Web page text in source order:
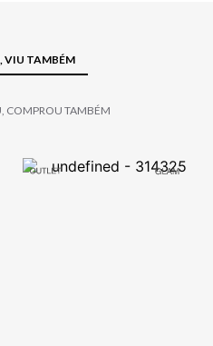
VIU TAMBÉM
COMPROU TAMBÉM